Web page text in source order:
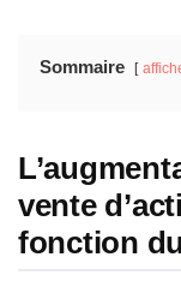
Sommaire
vente
fonction